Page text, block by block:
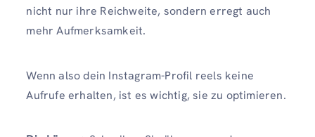
nicht nur ihre Reichweite, sondern erregt auch
mehr Aufmerksamkeit.
Wenn also dein Instagram-Profil reels keine
Aufrufe erhalten, ist es wichtig, sie zu optimieren.